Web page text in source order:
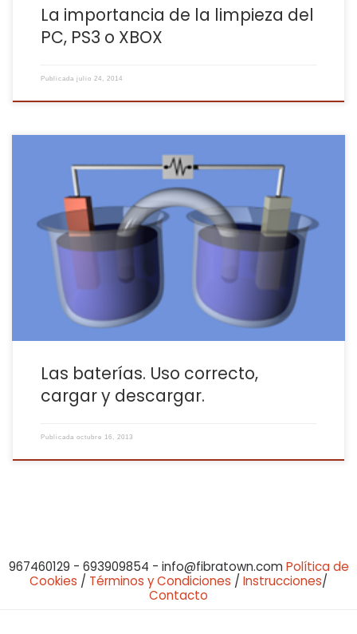
La importancia de la limpieza del
PC, PS3 o XBOX
Publicada julio 24, 2014
De la idea de almacenar energía surgieron las pilas eléctricas y
desde aquél momento se viene estudiando cómo almacenar
más energía en menos espacio y de la manera más eficiente. El
principio básico de producir energía eléctrica de una pila proviene
de una reacción química de reducción-oxidación producida por
Las baterías. Uso correcto,
cargar y descargar.
Publicada octubre 16, 2013
967460129 - 693909854 - info@fibratown.com Política de
Cookies / Términos y Condiciones / Instrucciones/
Contacto